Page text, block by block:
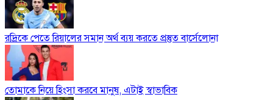
রদ্রিকে পেতে রিয়ালের সমান অর্থ ব্যয় করতে প্রস্তুত বার্সেলোনা
তোমাকে নিয়ে হিংসা করবে মানুষ, এটাই স্বাভাবিক